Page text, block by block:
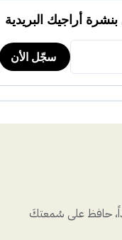
حافظ على سُمعتكَ